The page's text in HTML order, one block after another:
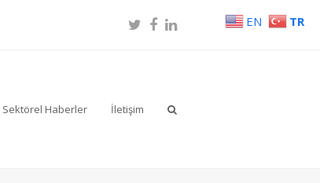
Twitter
Facebook
LinkedIn
Sektörel Haberler İletişim
EN TR